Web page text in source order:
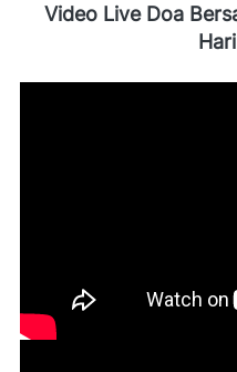
Video Live Doa